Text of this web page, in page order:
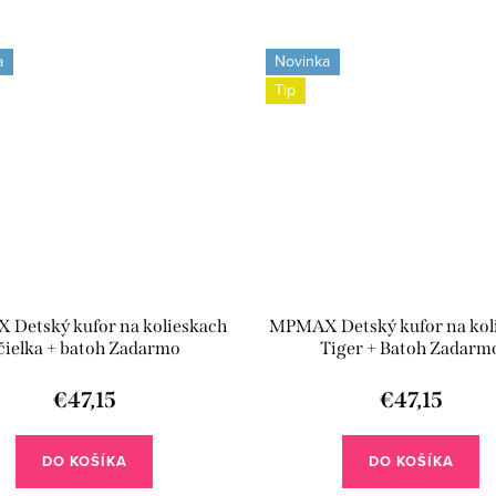
Detský kufor na kolieskach
+ batoh Zadarmo
€47,15
DO KOŠÍKA
Novinka
Tip
MPMAX Detský kufor na
Tiger + Batoh
€47,15
DO KOŠÍKA